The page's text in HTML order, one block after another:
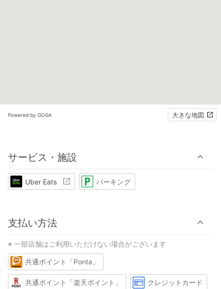
Powered by GOGA 大きな地図
サービス・施設
Uber Eats パーキング
支払い方法
※ 一部店舗はご利用いただけない場合がございます
共通ポイント「Ponta」
共通ポイント「楽天ポイント」 クレジットカード